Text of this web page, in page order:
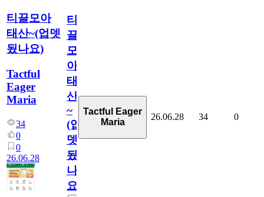
티끌모아
태산~(업뎃
됬나요)
Tactful
Eager
Maria
34
0
0
26.06.28
티
끌
모
아
태
산
~
(업
뎃
됬
나
요)
Tactful Eager
Maria
26.06.28 34 0